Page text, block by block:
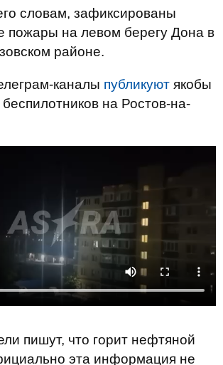
словам, зафиксированы
на левом берегу Дона в
районе.
каналы публикуют якобы
на Ростов-на-
пишут, что горит нефтяной
эта информация не